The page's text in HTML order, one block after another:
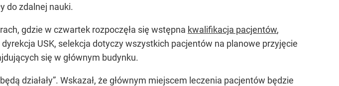
do zdalnej nauki.
gdzie w czwartek rozpoczęła się wstępna kwalifikacja pacjentów,
USK, selekcja dotyczy wszystkich pacjentów na planowe przyjęcie
się w głównym budynku.
działały”. Wskazał, że głównym miejscem leczenia pacjentów będzie